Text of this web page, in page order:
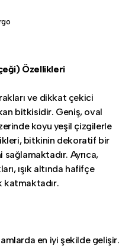
Özellikleri
ve dikkat çekici
bitkisidir. Geniş, oval
koyu yeşil çizgilerle
bitkinin dekoratif bir
Ayrıca,
ışık altında hafifçe
katmaktadır.
en iyi şekilde gelişir.